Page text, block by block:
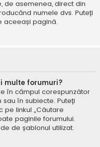
de asemenea, direct din
numele dvs. Puteți
aceeași pagină.
multe forumuri?
în câmpul corespunzător
în subiecte. Puteți
linkul „Căutare
paginile forumului.
de șablonul utilizat.